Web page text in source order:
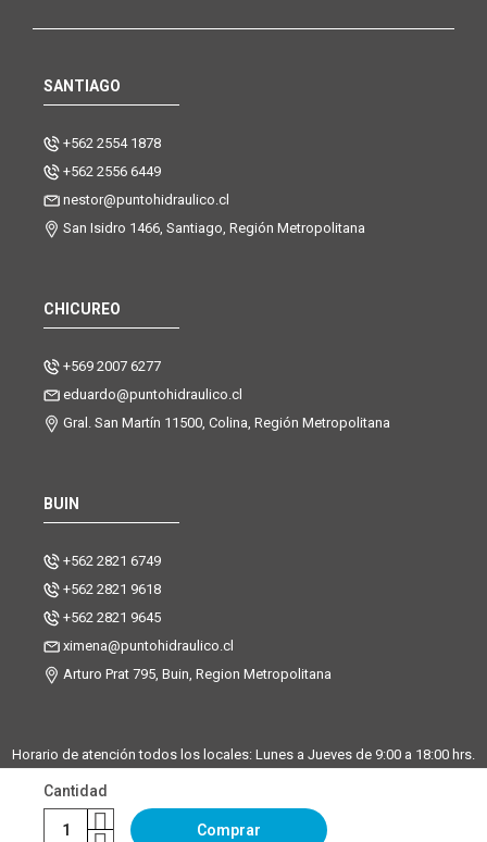
Cantidad
Comprar
SANTIAGO
+562 2554 1878
+562 2556 6449
nestor@puntohidraulico.cl
San Isidro 1466, Santiago, Región Metropolitana
CHICUREO
+569 2007 6277
eduardo@puntohidraulico.cl
Gral. San Martín 11500, Colina, Región Metropolitana
BUIN
+562 2821 6749
+562 2821 9618
+562 2821 9645
ximena@puntohidraulico.cl
Arturo Prat 795, Buin, Region Metropolitana
Horario de atención todos los locales: Lunes a Jueves de 9:00 a 18:00 hrs.
Desde octubre hasta febrero, trabajamos los sábados de 9:00 a 13:00
horas en la sucursal Buin. La sucursal de Santiago y Chicureo